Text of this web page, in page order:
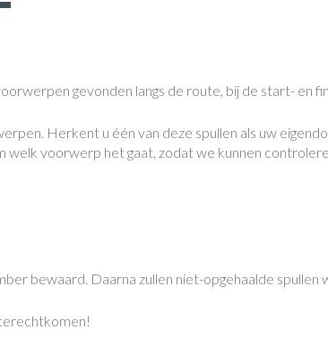
gevonden langs de route, bij de start- en
Herkent u één van deze spullen als uw
welk voorwerp het gaat, zodat we kunnen
bewaard. Daarna zullen niet-opgehaalde spullen